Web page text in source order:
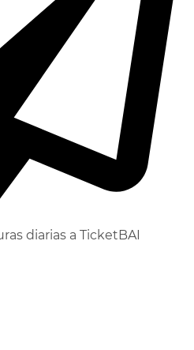
diarias a TicketBAI